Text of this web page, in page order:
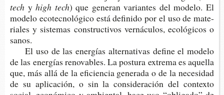
tech yhigh tech) que gene­ran varian­tes del mode­lo. El
mode­lo eco­tec­no­ló­gi­co está defi­ni­do por el uso de mate­
ria­les y sis­te­mas cons­truc­ti­vos ver­nácu­los, eco­ló­gi­cos o
sanos.
El uso de las ener­gías alter­na­ti­vas defi­ne el mode­lo
de las ener­gías reno­va­bles. La pos­tu­ra extre­ma es aque­lla
que, más allá de la efi­cien­cia gene­ra­da o de la nece­si­dad
de su apli­ca­ción, o sin la con­si­de­ra­ción del con­tex­to